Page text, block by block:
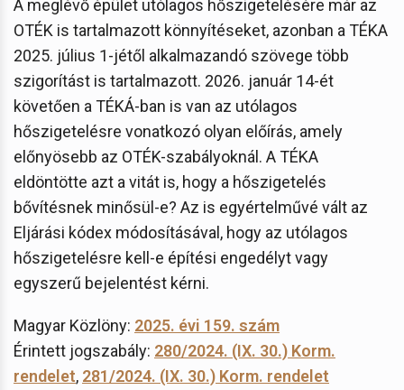
A meglévő épület utólagos hőszigetelésére már az
OTÉK is tartalmazott könnyítéseket, azonban a TÉKA
2025. július 1-jétől alkalmazandó szövege több
szigorítást is tartalmazott. 2026. január 14-ét
követően a TÉKÁ-ban is van az utólagos
hőszigetelésre vonatkozó olyan előírás, amely
előnyösebb az OTÉK-szabályoknál. A TÉKA
eldöntötte azt a vitát is, hogy a hőszigetelés
bővítésnek minősül-e? Az is egyértelművé vált az
Eljárási kódex módosításával, hogy az utólagos
hőszigetelésre kell-e építési engedélyt vagy
egyszerű bejelentést kérni.
Magyar Közlöny: 2025. évi 159. szám
Érintett jogszabály: 280/2024. (IX. 30.) Korm.
rendelet, 281/2024. (IX. 30.) Korm. rendelet